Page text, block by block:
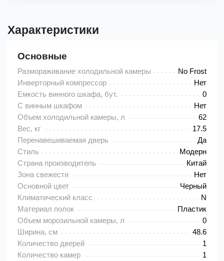
Характеристики
Основные
Размораживание холодильной камеры
No Frost
Инверторный компрессор
Нет
Емкость винного шкафа, бут.
0
С винным шкафом
Нет
Объем холодильной камеры, л
62
Вес, кг
17.5
Перенавешиваемая дверь
Да
Стиль
Модерн
Страна производитель
Китай
Зона свежести
Нет
Основной цвет
Черный
Климатический класс
N
Материал полок
Пластик
Объем морозильной камеры, л
0
Ширина, см
48.6
Количество дверей
1
Количество камер
1